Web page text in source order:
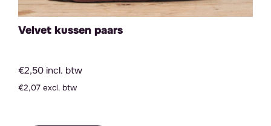
Velvet kussen paars
€2,50 incl. btw
€2,07 excl. btw